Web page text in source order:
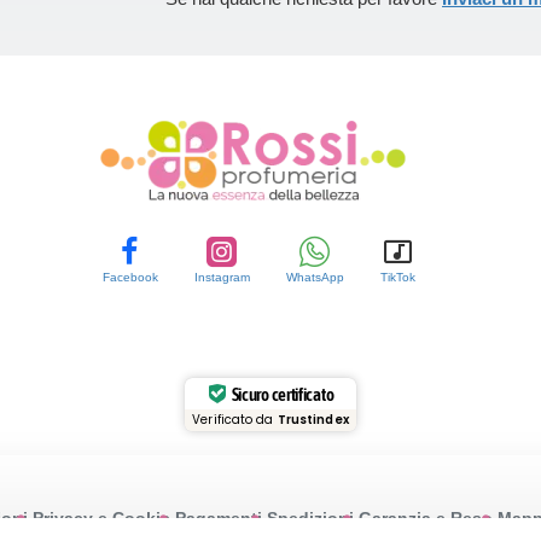
Facebook Instagram WhatsApp TikTok
Sicuro certificato
Verificato da Trustindex
Privacy e Cookie Pagamenti Spedizioni Garanzia e Reso